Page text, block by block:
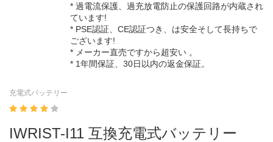
* 過電流保護、過充放電防止の保護回路が内蔵され
ています!
* PSE認証、CE認証つき、は安全そして長持ちで
ございます!
* メーカー直売ですから超安い 。
* 1年間保証、30日以内の返金保証。
充電式バッテリー
IWRIST-I11 互換充電式バッテリー